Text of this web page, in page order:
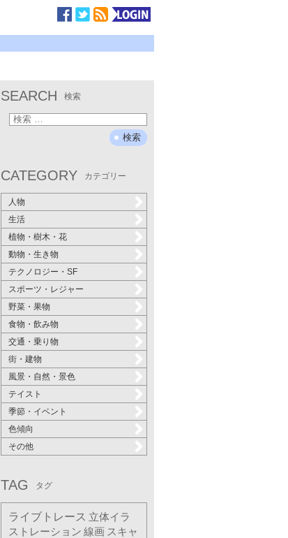
SEARCH 検索
CATEGORY カテゴリー
人物
生活
植物・樹木・花
動物・生き物
テクノロジー・SF
スポーツ・レジャー
野菜・果物
食物・飲み物
交通・乗り物
街・建物
風景・自然・景色
テイスト
季節・イベント
色傾向
その他
TAG タグ
ライブトレース 立体イラ
ストレーション 線画 スキャ